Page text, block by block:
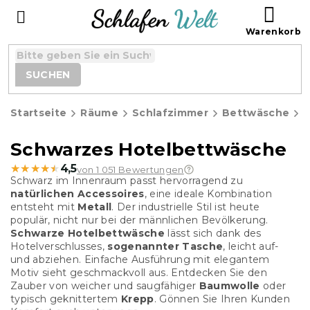
SUCHEN
Startseite Räume Schlafzimmer Bettwäsche
Schwarzes Hotelbettwäsche
★★★★★
★★★★★ 4,5von 1 051 Bewertungen
Schwarz im Innenraum passt hervorragend zu
natürlichen Accessoires, eine ideale Kombination
entsteht mit Metall . Der industrielle Stil ist heute
populär, nicht nur bei der männlichen Bevölkerung.
Schwarze Hotelbettwäsche lässt sich dank des
Hotelverschlusses, sogenannter Tasche, leicht auf-
und abziehen. Einfache Ausführung mit elegantem
Motiv sieht geschmackvoll aus. Entdecken Sie den
Zauber von weicher und saugfähiger Baumwolle oder
typisch geknittertem Krepp. Gönnen Sie Ihren Kunden